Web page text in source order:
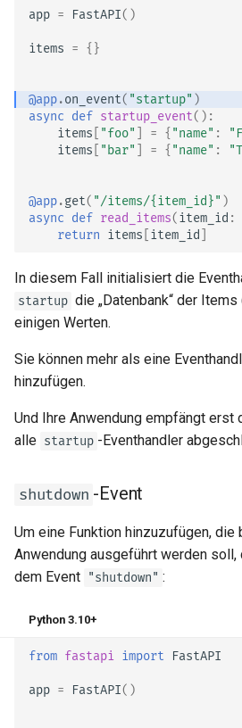
app = FastAPI()
items = {}
@app.on_event( "startup" )
async def startup_event():
items
"foo" = { "name" :
items
"bar" = { "name" :
@app.get( "/items/{item_id}" )
async def read_items(item_id :
return items item_id
In diesem Fall initialisiert die
startup die „Datenbank“ der Items
einigen Werten.
Sie können mehr als eine
hinzufügen.
Und Ihre Anwendung empfängt erst
alle startup -Eventhandler
shutdown -Event
Um eine Funktion hinzuzufügen, die
Anwendung ausgeführt werden
dem Event "shutdown" :
Python 3.10+
from fastapi import FastAPI
app = FastAPI()